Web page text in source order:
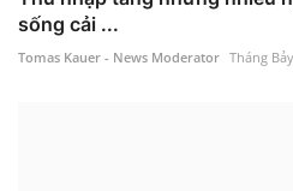
sống cải ...
Tomas Kauer - News Moderator Tháng